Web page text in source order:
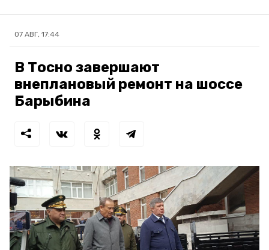
07 АВГ, 17:44
В Тосно завершают
внеплановый ремонт на шоссе
Барыбина